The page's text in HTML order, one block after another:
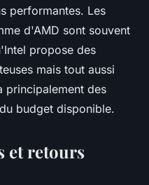
performantes. Les
d'AMD sont souvent
propose des
mais tout aussi
principalement des
budget disponible.
et retours